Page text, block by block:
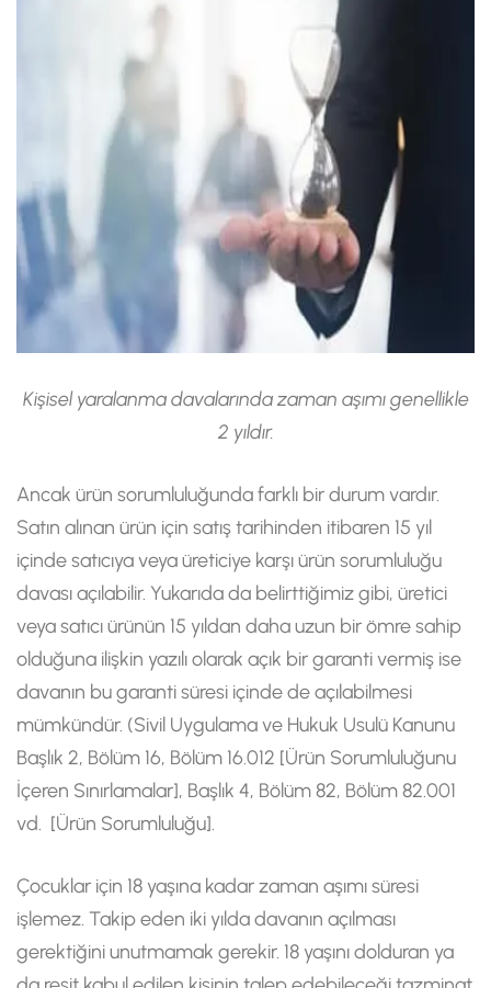
Kişisel yaralanma davalarında zaman aşımı genellikle
2 yıldır.
Ancak ürün sorumluluğunda farklı bir durum vardır.
Satın alınan ürün için satış tarihinden itibaren 15 yıl
içinde satıcıya veya üreticiye karşı ürün sorumluluğu
davası açılabilir. Yukarıda da belirttiğimiz gibi, üretici
veya satıcı ürünün 15 yıldan daha uzun bir ömre sahip
olduğuna ilişkin yazılı olarak açık bir garanti vermiş ise
davanın bu garanti süresi içinde de açılabilmesi
mümkündür. (Sivil Uygulama ve Hukuk Usulü Kanunu
Başlık 2, Bölüm 16, Bölüm 16.012 [Ürün Sorumluluğunu
İçeren Sınırlamalar], Başlık 4, Bölüm 82, Bölüm 82.001
vd. [Ürün Sorumluluğu].
Çocuklar için 18 yaşına kadar zaman aşımı süresi
işlemez. Takip eden iki yılda davanın açılması
gerektiğini unutmamak gerekir. 18 yaşını dolduran ya